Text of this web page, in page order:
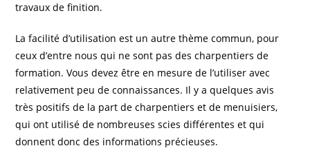
travaux de finition.
La facilité d’utilisation est un autre thème commun, pour
ceux d’entre nous qui ne sont pas des charpentiers de
formation. Vous devez être en mesure de l’utiliser avec
relativement peu de connaissances. Il y a quelques avis
très positifs de la part de charpentiers et de menuisiers,
qui ont utilisé de nombreuses scies différentes et qui
donnent donc des informations précieuses.